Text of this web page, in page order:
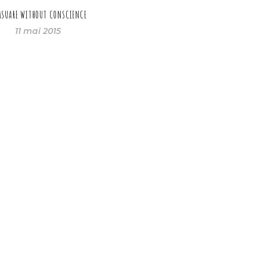
WITHOUT CONSCIENCE
11 mai 2015